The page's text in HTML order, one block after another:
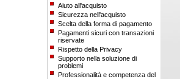
Aiuto all'acquisto
Sicurezza nell'acquisto
Scelta della forma di pagamento
Pagamenti sicuri con transazioni
riservate
Rispetto della Privacy
Supporto nella soluzione di
problemi
Professionalità e competenza del